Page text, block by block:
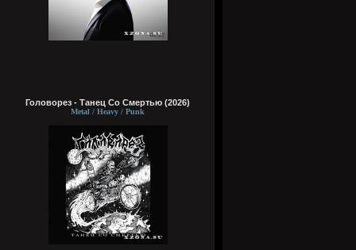
Головорез - Tанец Со Смертью (2026)
Metal / Heavy / Punk